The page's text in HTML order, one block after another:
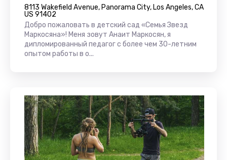
8113 Wakefield Avenue, Panorama City, Los Angeles, CA
US 91402
Добро пожаловать в детский сад «Семья Звезд
Маркосяна»! Меня зовут Анаит Маркосян, я
дипломированный педагог с более чем 30-летним
опытом работы в о...